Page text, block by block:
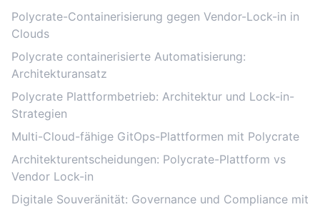
Polycrate-Containerisierung gegen Vendor-Lock-in in
Clouds
Polycrate containerisierte Automatisierung:
Architekturansatz
Polycrate Plattformbetrieb: Architektur und Lock-in-
Strategien
Multi-Cloud-fähige GitOps-Plattformen mit Polycrate
Architekturentscheidungen: Polycrate-Plattform vs
Vendor Lock-in
Digitale Souveränität: Governance und Compliance mit